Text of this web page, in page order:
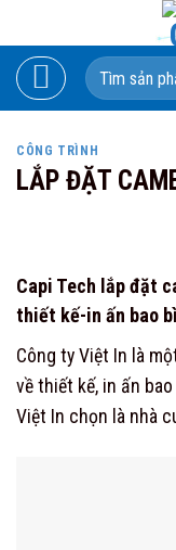
to
content
Search
for:
CÔNG TRÌNH
LẮP ĐẶT
Capi Tech lắp đặt
thiết kế-in ấn bao
Công ty Việt In là
về thiết kế, in ấn
Việt In chọn là nhà